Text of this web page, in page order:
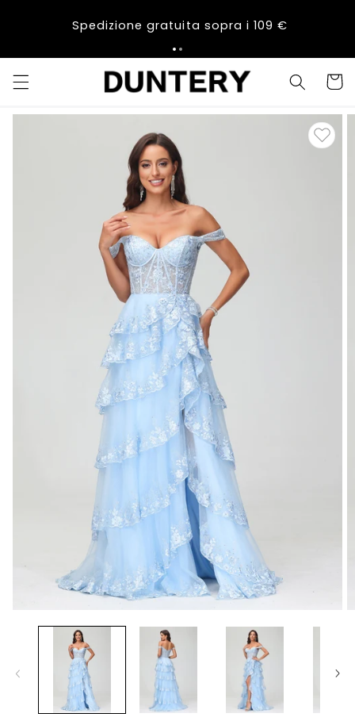
contenutiSpedizione gratuita sopra i 109 €
Passa alle